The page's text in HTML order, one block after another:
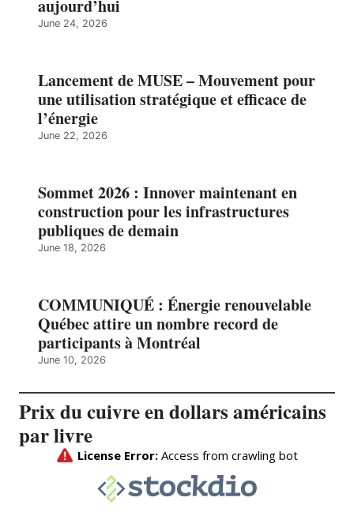
aujourd’hui
June 24, 2026
Lancement de MUSE – Mouvement pour
une utilisation stratégique et efficace de
l’énergie
June 22, 2026
Sommet 2026 : Innover maintenant en
construction pour les infrastructures
publiques de demain
June 18, 2026
COMMUNIQUÉ : Énergie renouvelable
Québec attire un nombre record de
participants à Montréal
June 10, 2026
Prix du cuivre en dollars américains
par livre